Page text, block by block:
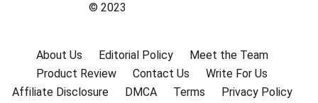
© 2023
About Us Editorial Policy
Meet the Team
Product Review
Contact Us
Write For Us
Affiliate Disclosure
DMCA Terms
Privacy Policy